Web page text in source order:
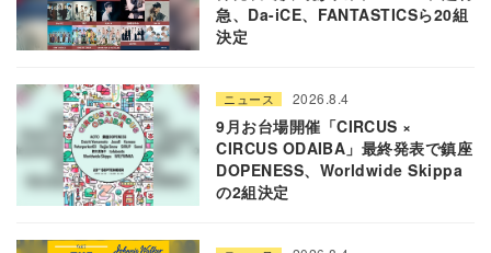
急、Da-iCE、FANTASTICSら20組
決定
ニュース 2026.8.4
9月お台場開催「CIRCUS ×
CIRCUS ODAIBA」最終発表で鎮座
DOPENESS、Worldwide Skippa
の2組決定